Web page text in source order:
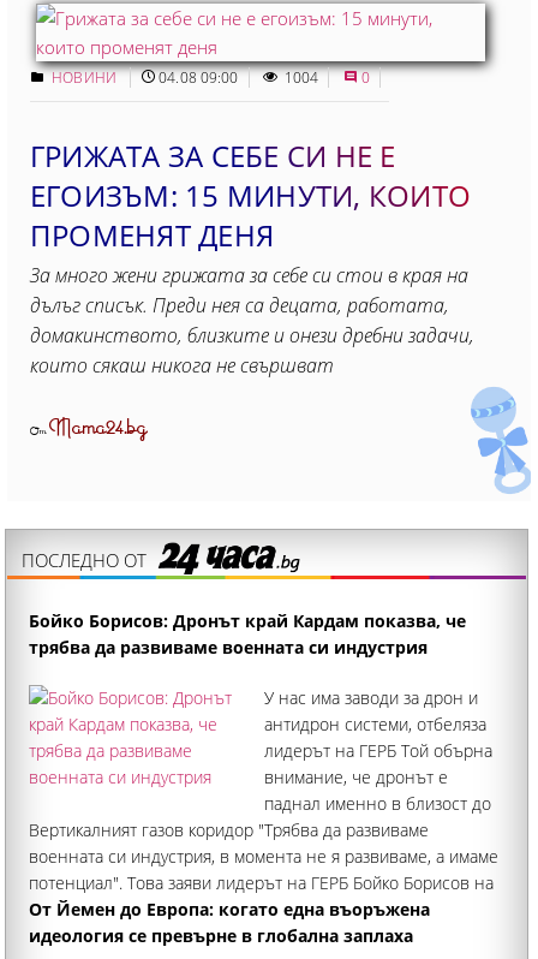
НОВИНИ 04.08 09:00 1004 0
ГРИЖАТА ЗА СЕБЕ СИ НЕ Е
ЕГОИЗЪМ: 15 МИНУТИ, КОИТO
ПРОМЕНЯТ ДЕНЯ
За много жени грижата за себе си стои в края на
дълъг списък. Преди нея са децата, работата,
домакинството, близките и онези дребни задачи,
които сякаш никога не свършват
ОтMama24.bg
ПОСЛЕДНО ОТ
Бойко Борисов: Дронът край Кардам показва, че
трябва да развиваме военната си индустрия
У нас има заводи за дрон и
антидрон системи, отбеляза
лидерът на ГЕРБ Той обърна
внимание, че дронът е
паднал именно в близост до
Вертикалният газов коридор "Трябва да развиваме
военната си индустрия, в момента не я развиваме, а имаме
потенциал". Това заяви лидерът на ГЕРБ Бойко Борисов на
брифинг в Търговище
От Йемен до Европа: когато една въоръжена
идеология се превърне в глобална заплаха